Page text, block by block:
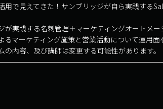
用で見えてきた！サンブリッジが自ら実践する
が実践する名刺管理＋マーケティングオートメー
るマーケティング施策と営業活動について運用面
内容、及び講師は変更する可能性があります。